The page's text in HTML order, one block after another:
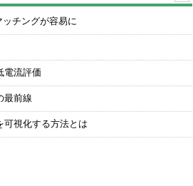
チングが容易に
電流評価
最前線
可視化する方法とは